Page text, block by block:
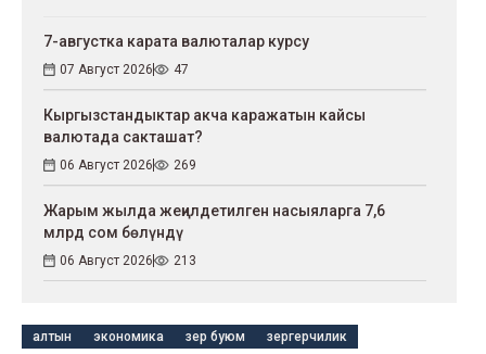
7-августка карата валюталар курсу
07 Август 2026 47
Кыргызстандыктар акча каражатын кайсы
валютада сакташат?
06 Август 2026 269
Жарым жылда жеңилдетилген насыяларга 7,6
млрд сом бөлүндү
06 Август 2026 213
алтын экономика зер буюм зергерчилик